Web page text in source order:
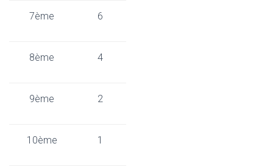
7ème 6
8ème 4
9ème 2
10ème 1